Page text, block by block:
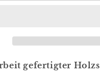
gefertigter